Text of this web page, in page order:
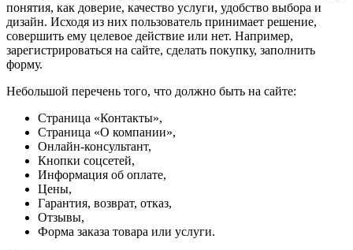
понятия, как доверие, качество услуги, удобство выбора и
дизайн. Исходя из них пользователь принимает решение,
совершить ему целевое действие или нет. Например,
зарегистрироваться на сайте, сделать покупку, заполнить
форму.
Небольшой перечень того, что должно быть на сайте:
Страница «Контакты»,
Страница «О компании»,
Онлайн-консультант,
Кнопки соцсетей,
Информация об оплате,
Цены,
Гарантия, возврат, отказ,
Отзывы,
Форма заказа товара или услуги.